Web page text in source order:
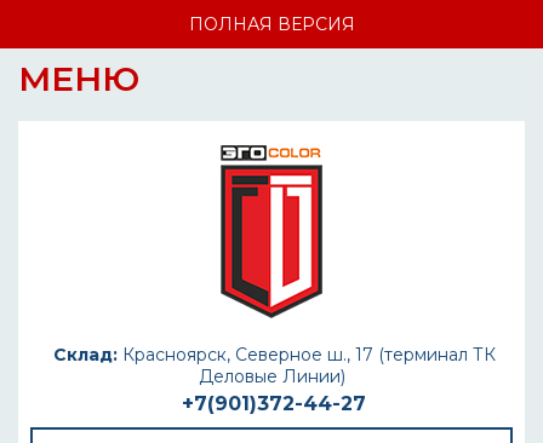
ПОЛНАЯ ВЕРСИЯ
МЕНЮ
Склад:Красноярск, Северное ш., 17 (терминал ТК
Деловые Линии)
+7(901)372-44-27